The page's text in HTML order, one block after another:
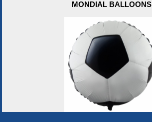
MONDIAL BALLOONS